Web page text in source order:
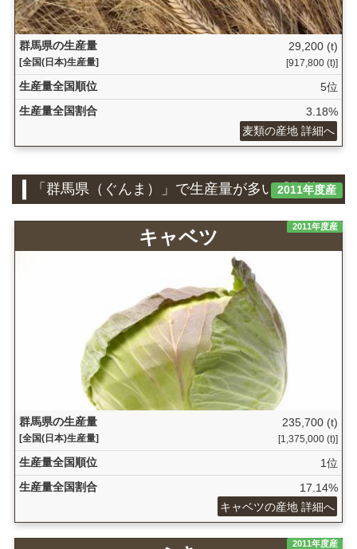
群馬県の生産量
[全国(日本)生産量]
29,200 (t)
[917,800 (t)]
生産量全国順位
5位
生産量全国割合
3.18%
麦類の産地 詳細へ
2011年度産
「群馬県（ぐんま）」で生産量が多い『野菜』
2011年度産
キャベツ
群馬県の生産量
[全国(日本)生産量]
235,700 (t)
[1,375,000 (t)]
生産量全国順位
1位
生産量全国割合
17.14%
キャベツの産地 詳細へ
2011年度産